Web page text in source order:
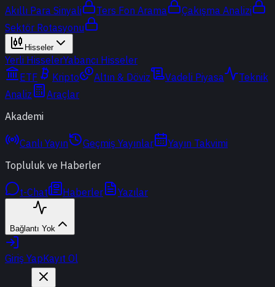
Akıllı Para Sinyali
Ters Fon Arama
Çakışma Analizi
Sektör Rotasyonu
Hisseler
Yerli HisselerYabancı Hisseler
ETF
Kripto Altın & Döviz Vadeli Piyasa
Teknik
Analiz
Araçlar
Akademi
Canlı Yayın Geçmiş Yayınlar
Yayın Takvimi
Topluluk ve Haberler
t-Chat Haberler Yazılar
Bağlantı Yok
Giriş YapKayıt Ol